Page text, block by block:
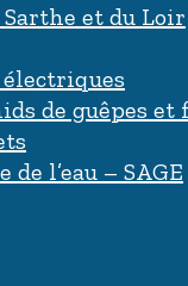
Sarthe et du Loir
électriques
de guêpes et
l’eau – SAGE